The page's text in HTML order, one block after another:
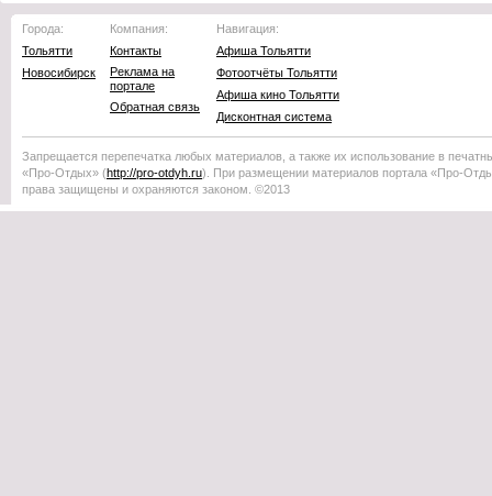
Города:
Тольятти
Новосибирск
Компания:
Контакты
Реклама на
портале
Обратная связь
Навигация:
Афиша Тольятти
Фотоотчёты Тольятти
Афиша кино Тольятти
Дисконтная система
Запрещается перепечатка любых материалов, а также их использование в
«Про-Отдых» (http://pro-otdyh .ru). При размещении материалов портала «Про-
права защищены и охраняются законом. ©2013